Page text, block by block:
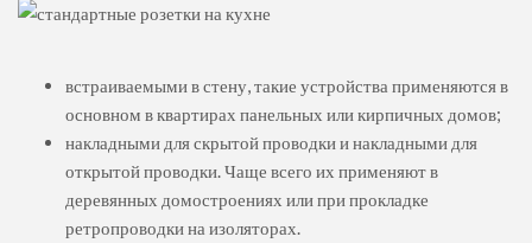
встраиваемыми в стену, такие устройства применяются в
основном в квартирах панельных или кирпичных домов;
накладными для скрытой проводки и накладными для
открытой проводки. Чаще всего их применяют в
деревянных домостроениях или при прокладке
ретропроводки на изоляторах.